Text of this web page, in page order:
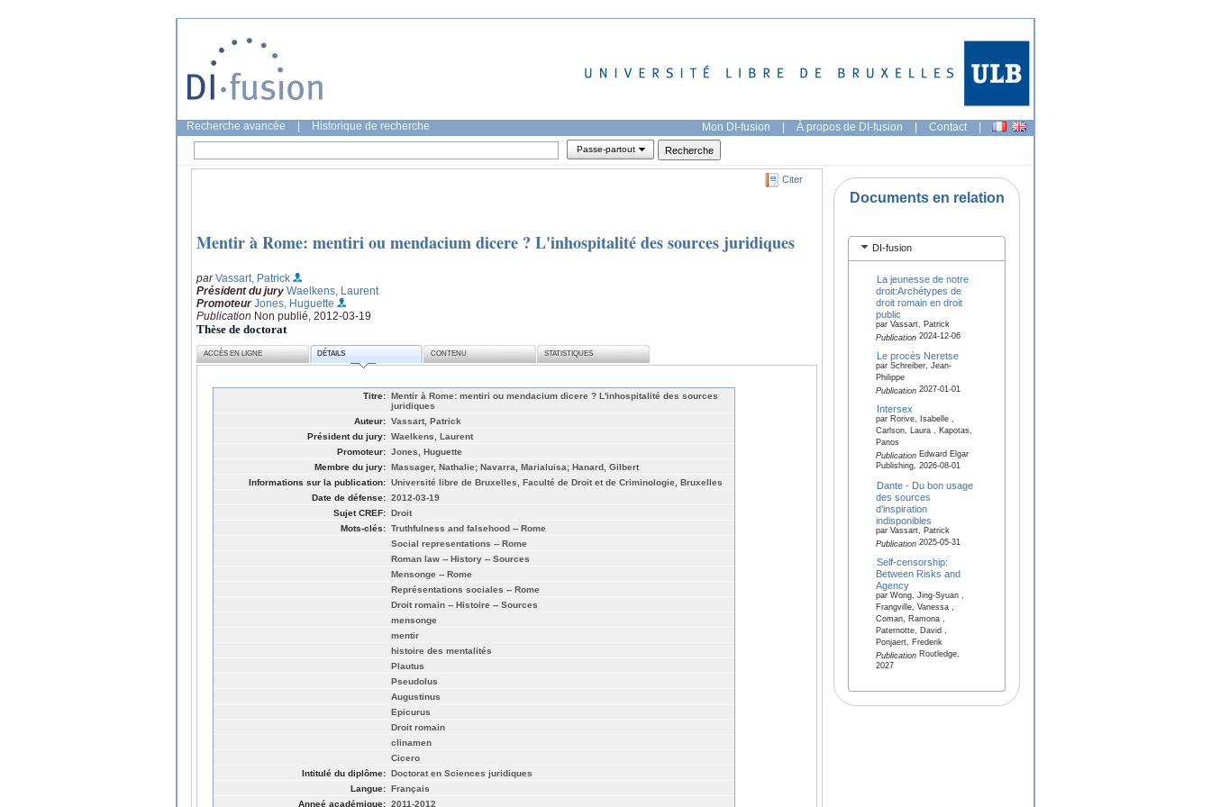
Recherche avancée Historique de recherche Mon DI-fusion | À propos de DI-fusion | Contact |
Passe-partout
Citer
Mentir à Rome: mentiri ou mendacium dicere ? L'inhospitalité des sources juridiques
parVassart, Patrick
Président du jury Waelkens, Laurent
Promoteur Jones, Huguette
Publication Non publié, 2012-03-19
Thèse de doctorat
ACCÈS EN LIGNE DÉTAILS CONTENU STATISTIQUES
Titre: Mentir à Rome: mentiri ou mendacium dicere ? L'inhospitalité des sources
juridiques
Auteur: Vassart, Patrick
Président du jury: Waelkens, Laurent
Promoteur: Jones, Huguette
Membre du jury: Massager, Nathalie; Navarra, Marialuisa; Hanard, Gilbert
Informations sur la publication: Université libre de Bruxelles, Faculté de Droit et de Criminologie, Bruxelles
Date de défense: 2012-03-19
Sujet CREF: Droit
Mots-clés: Truthfulness and falsehood -- Rome
Social representations -- Rome
Roman law -- History -- Sources
Mensonge -- Rome
Représentations sociales -- Rome
Droit romain -- Histoire -- Sources
mensonge
mentir
histoire des mentalités
Plautus
Pseudolus
Augustinus
Epicurus
Droit romain
clinamen
Cicero
Intitulé du diplôme: Doctorat en Sciences juridiques
Langue: Français
Anneé académique: 2011-2012
Documents en relation
DI-fusion
La jeunesse de notre
droit:Archétypes de
droit romain en droit
public
par Vassart, Patrick
Publication2024-12-06
Le procès Neretse
par Schreiber, Jean-
Philippe
Publication2027-01-01
Intersex
par Rorive, Isabelle ,
Carlson, Laura , Kapotas,
Panos
PublicationEdward Elgar
Publishing, 2026-08-01
Dante - Du bon usage
des sources
d'inspiration
indisponibles
par Vassart, Patrick
Publication2025-05-31
Self-censorship:
Between Risks and
Agency
par Wong, Jing-Syuan ,
Frangville, Vanessa ,
Coman, Ramona ,
Paternotte, David ,
Ponjaert, Frederik
PublicationRoutledge,
2027